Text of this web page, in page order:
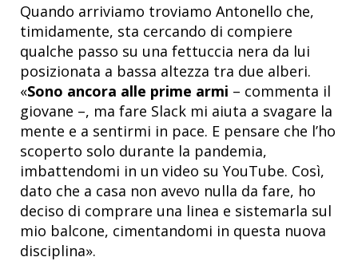
Quando arriviamo troviamo Antonello che,
timidamente, sta cercando di compiere
qualche passo su una fettuccia nera da lui
posizionata a bassa altezza tra due alberi.
«Sono ancora alle prime armi – commenta il
giovane –, ma fare Slack mi aiuta a svagare la
mente e a sentirmi in pace. E pensare che l’ho
scoperto solo durante la pandemia,
imbattendomi in un video su YouTube. Così,
dato che a casa non avevo nulla da fare, ho
deciso di comprare una linea e sistemarla sul
mio balcone, cimentandomi in questa nuova
disciplina».